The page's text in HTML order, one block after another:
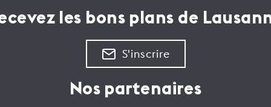
les bons plans de
S'inscrire
Nos partenaires